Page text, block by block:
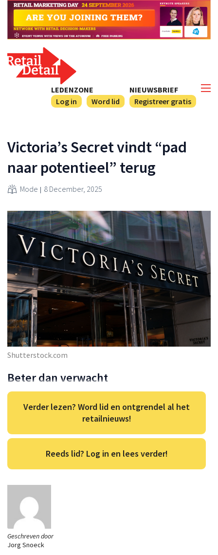
NIEUWSBRIEF
Registreer gratis
LEDENZONE
Log in
Word lid
Geschreven door
Jorg Snoeck
Victoria’s Secret vindt “pad
naar potentieel” terug
Mode 8 December, 2025
Shutterstock.com
Beter dan verwacht
Verder lezen? Word lid en ontgrendel al het
retailnieuws!
Reeds lid? Log in en lees verder!